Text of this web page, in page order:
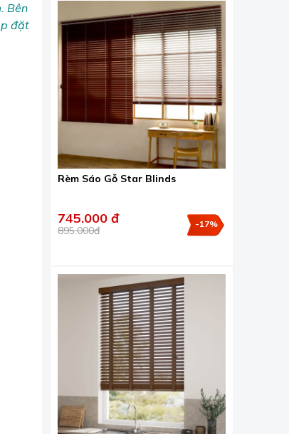
Bên
đặt
Rèm Sáo Gỗ Star Blinds
745.000 đ
895.000đ
-17%